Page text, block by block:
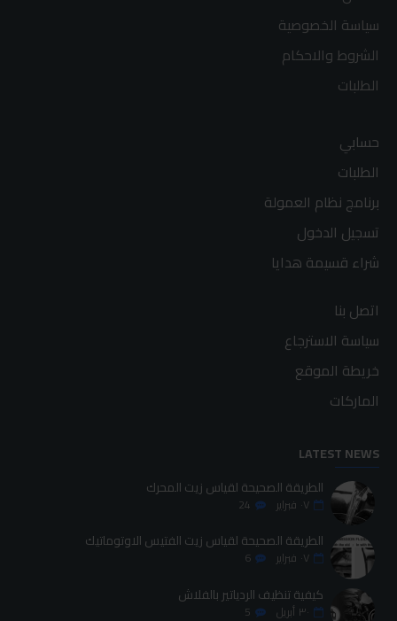
سياسة الخصوصية
الشروط والاحكام
الطلبات
حسابي
الطلبات
برنامج نظام العمولة
تسجيل الدخول
شراء قسيمة هدايا
اتصل بنا
سياسة الاسترجاع
خريطة الموقع
الماركات
LATEST NEWS
الطريقة الصحيحة لقياس زيت المحرك
٠٧ فبراير 24
الطريقة الصحيحة لقياس زيت الفتيس الاوتوماتيك
٠٧ فبراير 6
كيفية تنظيف الردياتير بالفلاش
٣٠ أبريل 5